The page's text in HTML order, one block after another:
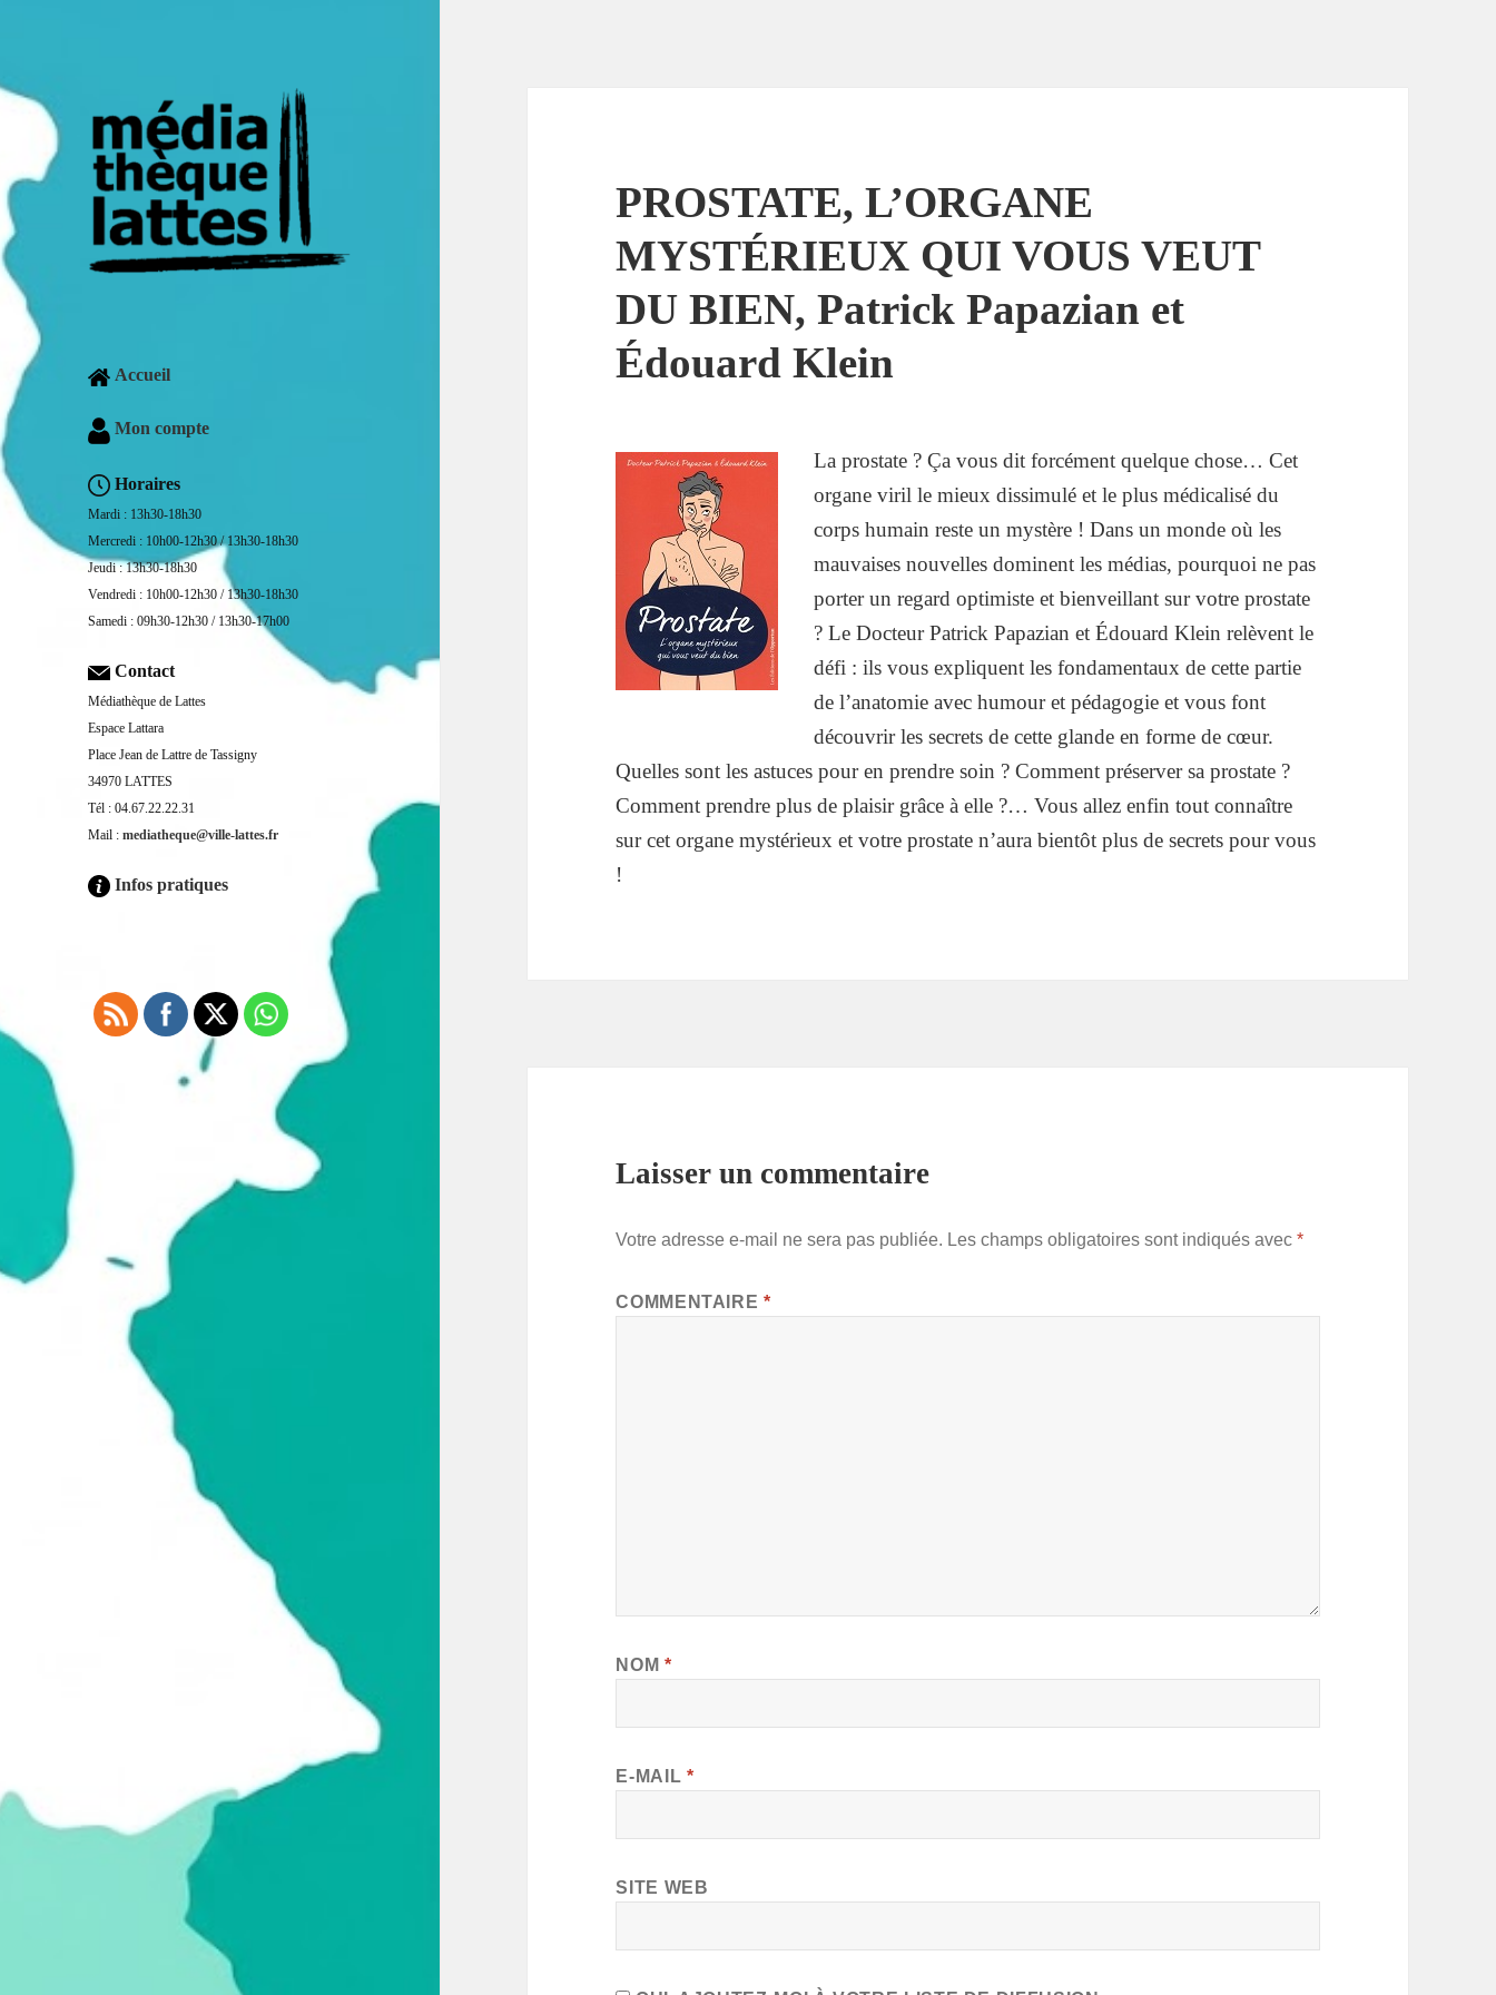
Accueil
Mon compte
Horaires
Mardi : 13h30-18h30
Mercredi : 10h00-12h30 / 13h30-18h30
Jeudi : 13h30-18h30
Vendredi : 10h00-12h30 / 13h30-18h30
Samedi : 09h30-12h30 / 13h30-17h00
Contact
Médiathèque de Lattes
Espace Lattara
Place Jean de Lattre de Tassigny
34970 LATTES
Tél : 04.67.22.22.31
Mail :mediatheque@ville-lattes.fr
Infos pratiques
PROSTATE, L’ORGANE
MYSTÉRIEUX QUI VOUS VEUT
DU BIEN, Patrick Papazian et
Édouard Klein
La prostate ? Ça vous dit forcément quelque chose… Cet
organe viril le mieux dissimulé et le plus médicalisé du
corps humain reste un mystère ! Dans un monde où les
mauvaises nouvelles dominent les médias, pourquoi ne pas
porter un regard optimiste et bienveillant sur votre prostate
? Le Docteur Patrick Papazian et Édouard Klein relèvent le
défi : ils vous expliquent les fondamentaux de cette partie
de l’anatomie avec humour et pédagogie et vous font
découvrir les secrets de cette glande en forme de cœur.
Quelles sont les astuces pour en prendre soin ? Comment préserver sa prostate ?
Comment prendre plus de plaisir grâce à elle ?… Vous allez enfin tout connaître
sur cet organe mystérieux et votre prostate n’aura bientôt plus de secrets pour vous
!
Laisser un commentaire
Votre adresse e-mail ne sera pas publiée. Les champs obligatoires sont indiqués avec*
COMMENTAIRE*
NOM *
E-MAIL *
SITE WEB